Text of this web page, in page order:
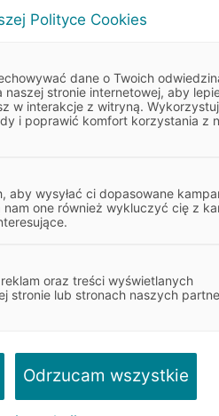
umowy
Szkód
O firmie
Informacje o
Władze spółki
Aktualności
CSR
Polityce Cookies
dane o Twoich
naszej stronie internetowej, aby
w interakcje z witryną.
i poprawić komfort korzystania z
aby wysyłać ci dopasowane
nam one również wykluczyć cię z
oraz treści wyświetlanych
stronie lub stronach naszych
Odrzucam wszystkie